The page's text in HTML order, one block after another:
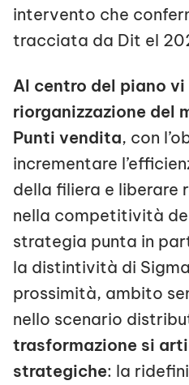
intervento che
tracciata da Dit el
Al centro del piano vi
riorganizzazione del
Punti vendita, con
incrementare
della filiera e liberare
nella competitività
strategia punta in
la distintività di
prossimità, ambito
nello scenario
trasformazione si
strategiche: la